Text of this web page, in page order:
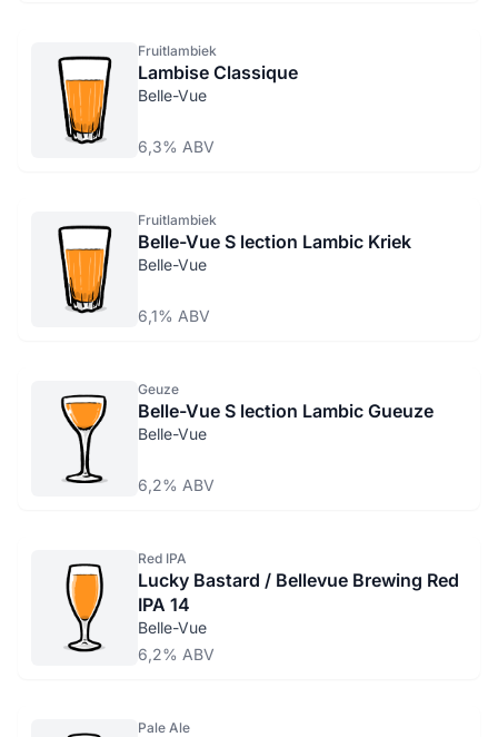
Fruitlambiek
Lambise Classique
Belle-Vue
6,3% ABV
Fruitlambiek
Belle-Vue S lection Lambic Kriek
Belle-Vue
6,1% ABV
Geuze
Belle-Vue S lection Lambic Gueuze
Belle-Vue
6,2% ABV
Red IPA
Lucky Bastard / Bellevue Brewing Red
IPA 14
Belle-Vue
6,2% ABV
Pale Ale